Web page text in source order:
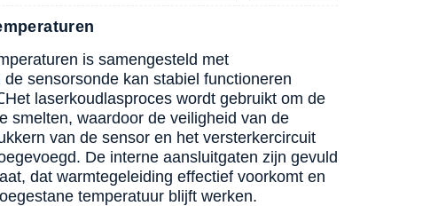
is samengesteld met
sensorsonde kan stabiel functioneren
Het laserkoudlasproces wordt gebruikt om de
smelten, waardoor de veiligheid van de
van de sensor en het versterkercircuit
De interne aansluitgaten zijn gevuld
dat warmtegeleiding effectief voorkomt en
temperatuur blijft werken.